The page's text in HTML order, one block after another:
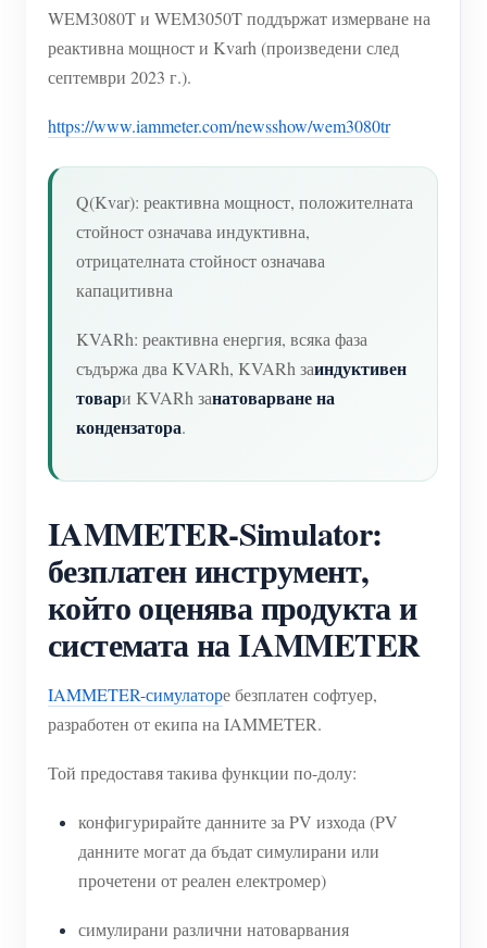
WEM3080T и WEM3050T поддържат измерване на
реактивна мощност и Kvarh (произведени след
септември 2023 г.).
https://www.iammeter.com/newsshow/wem3080tr
Q(Kvar): реактивна мощност, положителната
стойност означава индуктивна,
отрицателната стойност означава
капацитивна
KVARh: реактивна енергия, всяка фаза
съдържа два KVARh, KVARh заиндуктивен
товари KVARh занатоварване на
кондензатора.
IAMMETER-Simulator:
безплатен инструмент,
който оценява продукта и
системата на IAMMETER
IAMMETER-симулаторе безплатен софтуер,
разработен от екипа на IAMMETER.
Той предоставя такива функции по-долу:
конфигурирайте данните за PV изхода (PV
данните могат да бъдат симулирани или
прочетени от реален електромер)
симулирани различни натоварвания